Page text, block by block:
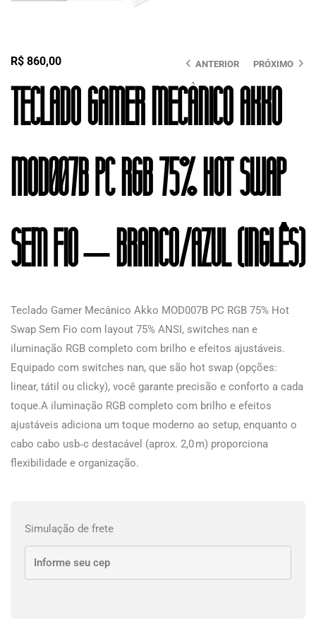
ANTERIOR PRÓXIMO
R$ 860,00
Teclado Gamer Mecânico Akko
MOD007B PC RGB 75% Hot Swap
Sem Fio – Branco/Azul (Inglês)
Teclado Gamer Mecânico Akko MOD007B PC RGB 75% Hot
Swap Sem Fio com layout 75% ANSI, switches nan e
iluminação RGB completo com brilho e efeitos ajustáveis.
Equipado com switches nan, que são hot swap (opções:
linear, tátil ou clicky), você garante precisão e conforto a cada
toque.A iluminação RGB completo com brilho e efeitos
ajustáveis adiciona um toque moderno ao setup, enquanto o
cabo cabo usb‑c destacável (aprox. 2,0 m) proporciona
flexibilidade e organização.
Simulação de frete